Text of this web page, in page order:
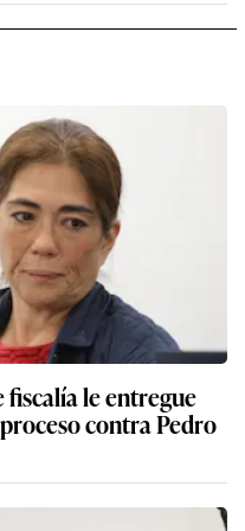
fiscalía le entregue
contra Pedro